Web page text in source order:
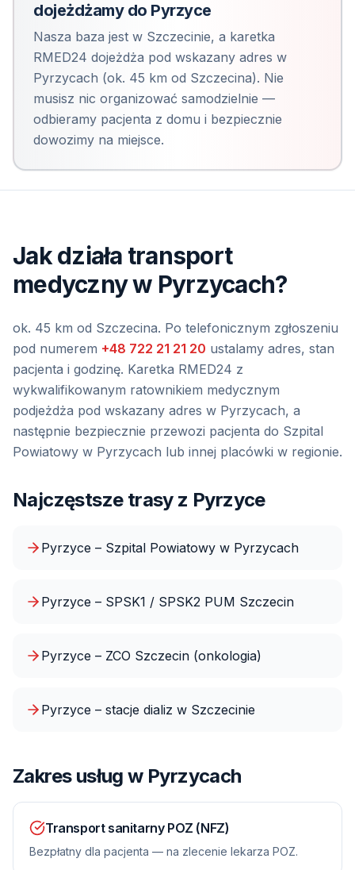
dojeżdżamy do Pyrzyce
Nasza baza jest w Szczecinie, a karetka
RMED24 dojeżdża pod wskazany adres w
Pyrzycach (ok. 45 km od Szczecina). Nie
musisz nic organizować samodzielnie —
odbieramy pacjenta z domu i bezpiecznie
dowozimy na miejsce.
Jak działa transport
medycznyw Pyrzycach?
ok. 45 km od Szczecina. Po telefonicznym zgłoszeniu
pod numerem +48 722 21 21 20 ustalamy adres, stan
pacjenta i godzinę. Karetka RMED24 z
wykwalifikowanym ratownikiem medycznym
podjeżdża pod wskazany adres w Pyrzycach, a
następnie bezpiecznie przewozi pacjenta do Szpital
Powiatowy w Pyrzycach lub innej placówki w regionie.
Najczęstsze trasy z Pyrzyce
Pyrzyce – Szpital Powiatowy w Pyrzycach
Pyrzyce – SPSK1 / SPSK2 PUM Szczecin
Pyrzyce – ZCO Szczecin (onkologia)
Pyrzyce – stacje dializ w Szczecinie
Zakres usługw Pyrzycach
Transport sanitarny POZ (NFZ)
Bezpłatny dla pacjenta — na zlecenie lekarza POZ.